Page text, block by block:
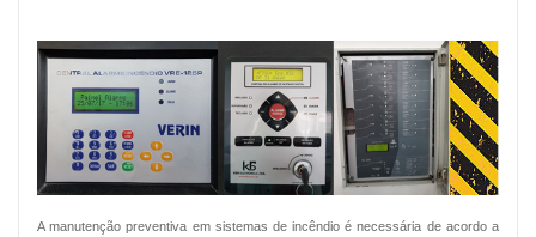
A manutenção preventiva em sistemas de incêndio é necessária de acordo a